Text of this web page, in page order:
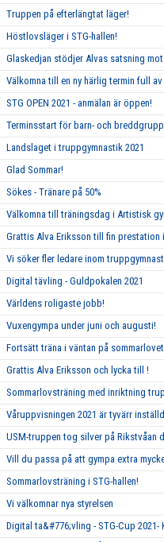
Truppen på efterlängtat läger!
Höstlovsläger i STG-hallen!
Glaskedjan stödjer Alvas satsning
Välkomna till en ny härlig termin full
STG OPEN 2021 - anmälan är öppen!
Terminsstart för barn- och
Landslaget i truppgymnastik 2021
Glad Sommar!
Sökes - Tränare på 50%
Välkomna till träningsdag i Artistisk
Grattis Alva Eriksson till fin prestation
Vi söker fler ledare inom
Digital tävling - Guldpokalen 2021
Världens roligaste jobb!
Vuxengympa under juni och augusti!
Fortsätt träna i väntan på
Grattis Alva Eriksson och lycka till !
Sommarlovsträning med inriktning
Våruppvisningen 2021 är tyvärr
USM-truppen tog silver på Rikstvåan
Vill du passa på att gympa extra
Sommarlovsträning i STG-hallen!
Vi välkomnar nya styrelsen
Digital ta&#776;vling - STG-Cup 2021-